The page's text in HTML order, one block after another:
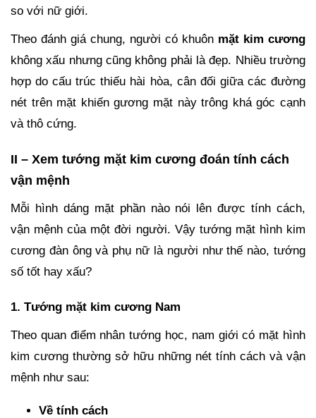
so với nữ giới.
Theo đánh giá chung, người có khuôn mặt kim cương
không xấu nhưng cũng không phải là đẹp. Nhiều trường
hợp do cấu trúc thiếu hài hòa, cân đối giữa các đường
nét trên mặt khiến gương mặt này trông khá góc cạnh
và thô cứng.
II – Xem tướng mặt kim cương đoán tính cách
vận mệnh
Mỗi hình dáng mặt phần nào nói lên được tính cách,
vận mệnh của một đời người. Vậy tướng mặt hình kim
cương đàn ông và phụ nữ là người như thế nào, tướng
số tốt hay xấu?
1. Tướng mặt kim cương Nam
Theo quan điểm nhân tướng học, nam giới có mặt hình
kim cương thường sở hữu những nét tính cách và vận
mệnh như sau:
Về tính cách